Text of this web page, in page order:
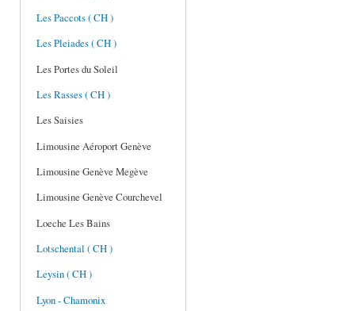
Les Paccots ( CH )
Les Pleiades ( CH )
Les Portes du Soleil
Les Rasses ( CH )
Les Saisies
Limousine Aéroport Genève
Limousine Genève Megève
Limousine Genève Courchevel
Loeche Les Bains
Lotschental ( CH )
Leysin ( CH )
Lyon - Chamonix